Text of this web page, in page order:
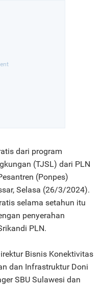
dari program
(TJSL) dari PLN
(Ponpes)
Selasa (26/3/2024).
selama setahun itu
penyerahan
PLN.
Bisnis Konektivitas
dan Infrastruktur Doni
SBU Sulawesi dan